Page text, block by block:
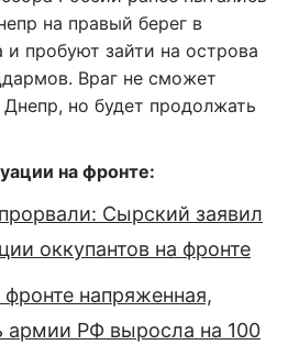
на правый берег в
и пробуют зайти на острова
Враг не сможет
Днепр, но будет продолжать
на фронте:
Сырский заявил
оккупантов на фронте
напряженная,
армии РФ выросла на 100